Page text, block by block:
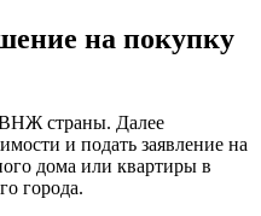
на покупку
страны. Далее
и подать заявление на
дома или квартиры в
города.